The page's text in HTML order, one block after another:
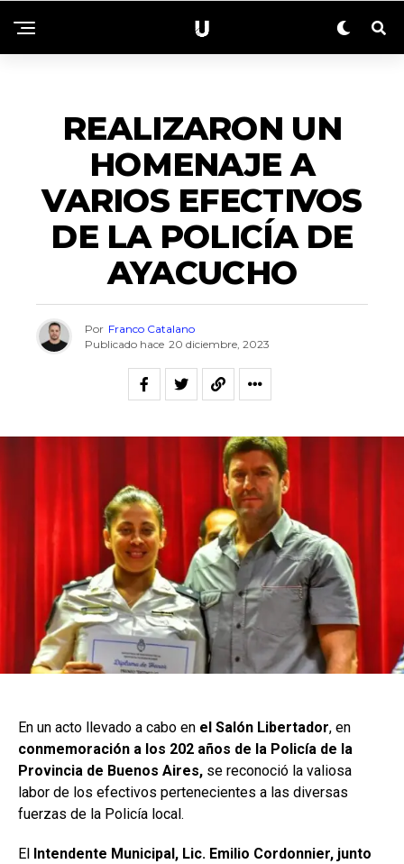
REALIZARON UN
HOMENAJE A
VARIOS EFECTIVOS
DE LA POLICÍA DE
AYACUCHO
Por Franco Catalano
Publicado hace 20 diciembre, 2023
En un acto llevado a cabo en el Salón Libertador, en
conmemoración a los 202 años de la Policía de la
Provincia de Buenos Aires, se reconoció la valiosa
labor de los efectivos pertenecientes a las diversas
fuerzas de la Policía local.
El
Intendente Municipal, Lic. Emilio Cordonnier, junto